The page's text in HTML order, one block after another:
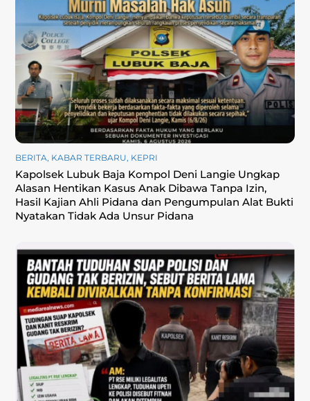
BERITA, KABAR TERBARU, KEPRI
Kapolsek Lubuk Baja Kompol Deni Langie Ungkap
Alasan Hentikan Kasus Anak Dibawa Tanpa Izin,
Hasil Kajian Ahli Pidana dan Pengumpulan Alat Bukti
Nyatakan Tidak Ada Unsur Pidana